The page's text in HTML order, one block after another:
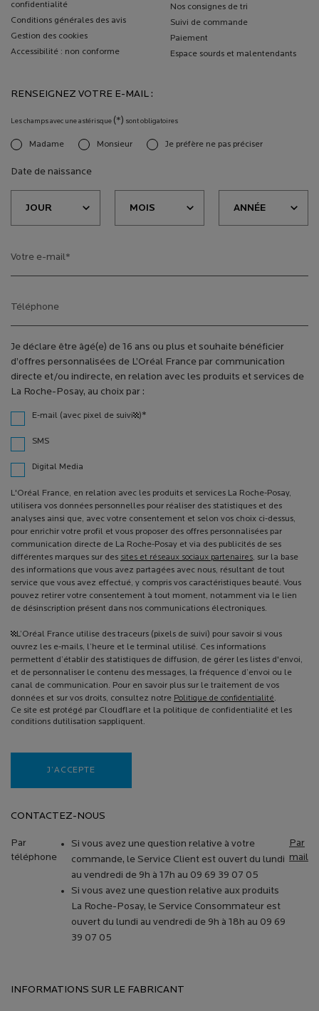
confidentialité
Conditions générales des avis
Gestion des cookies
Accessibilité : non conforme
Nos consignes de tri
Suivi de commande
Paiement
Espace sourds et malentendants
RENSEIGNEZ VOTRE E-MAIL :
Les champs avec une astérisque (*) sont obligatoires
newslettersignup.title.legend
Madame Monsieur Je préfère ne pas préciser
Date de naissance
Votre e-mail*
Téléphone
Je déclare être âgé(e) de 16 ans ou plus et souhaite bénéficier
d’offres personnalisées de L’Oréal France par communication
directe et/ou indirecte, en relation avec les produits et services de
La Roche-Posay, au choix par :
E-mail (avec pixel de suivi¹)*
SMS
Digital Media
L'Oréal France, en relation avec les produits et services La Roche-Posay,
utilisera vos données personnelles pour réaliser des statistiques et des
analyses ainsi que, avec votre consentement et selon vos choix ci-dessus,
pour enrichir votre profil et vous proposer des offres personnalisées par
communication directe de La Roche-Posay et via des publicités de ses
différentes marques sur des sites et réseaux sociaux partenaires, sur la base
des informations que vous avez partagées avec nous, résultant de tout
service que vous avez effectué, y compris vos caractéristiques beauté. Vous
pouvez retirer votre consentement à tout moment, notamment via le lien
de désinscription présent dans nos communications électroniques.
¹L’Oréal France utilise des traceurs (pixels de suivi) pour savoir si vous
ouvrez les e-mails, l’heure et le terminal utilisé. Ces informations
permettent d’établir des statistiques de diffusion, de gérer les listes d'envoi,
et de personnaliser le contenu des messages, la fréquence d’envoi ou le
canal de communication. Pour en savoir plus sur le traitement de vos
données et sur vos droits, consultez notre Politique de confidentialité.
Ce site est protégé par Cloudflare et la politique de confidentialité et les
conditions dutilisation sappliquent.
J’ACCEPTE
CONTACTEZ-NOUS
Par
téléphone
Si vous avez une question relative à votre
commande, le Service Client est ouvert du lundi
au vendredi de 9h à 17h au 09 69 39 07 05
Si vous avez une question relative aux produits
La Roche-Posay, le Service Consommateur est
ouvert du lundi au vendredi de 9h à 18h au 09 69
39 07 05
Par
mail
INFORMATIONS SUR LE FABRICANT